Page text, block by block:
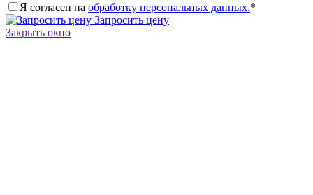
Я согласен на обработку персональных данных.*
Запросить цену
Закрыть окно